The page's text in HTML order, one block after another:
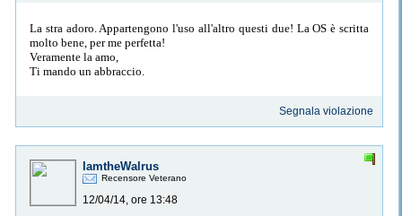
La stra adoro. Appartengono l'uso all'altro questi due! La OS è scritta
molto bene, per me perfetta!
Veramente la amo,
Ti mando un abbraccio.
Segnala violazione
IamtheWalrus
Recensore Veterano
12/04/14, ore 13:48